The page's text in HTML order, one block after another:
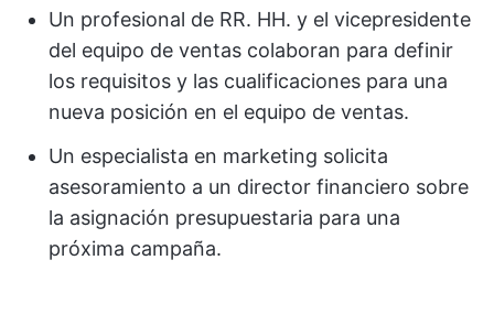
Un profesional de RR. HH. y el vicepresidente
del equipo de ventas colaboran para definir
los requisitos y las cualificaciones para una
nueva posición en el equipo de ventas.
Un especialista en marketing solicita
asesoramiento a un director financiero sobre
la asignación presupuestaria para una
próxima campaña.